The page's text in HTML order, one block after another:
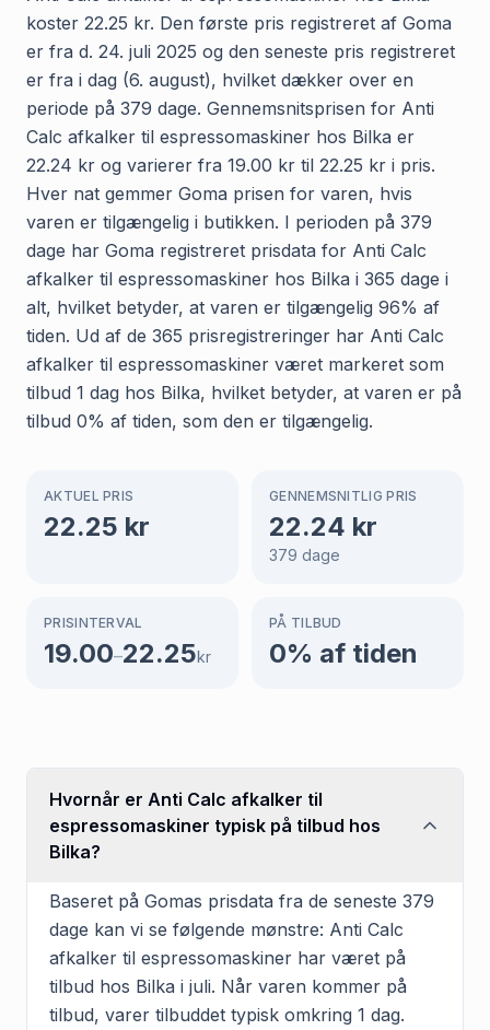
koster 22.25 kr. Den første pris registreret af Goma
er fra d. 24. juli 2025 og den seneste pris registreret
er fra i dag (6. august), hvilket dækker over en
periode på 379 dage. Gennemsnitsprisen for Anti
Calc afkalker til espressomaskiner hos Bilka er
22.24 kr og varierer fra 19.00 kr til 22.25 kr i pris.
Hver nat gemmer Goma prisen for varen, hvis
varen er tilgængelig i butikken. I perioden på 379
dage har Goma registreret prisdata for Anti Calc
afkalker til espressomaskiner hos Bilka i 365 dage i
alt, hvilket betyder, at varen er tilgængelig 96% af
tiden. Ud af de 365 prisregistreringer har Anti Calc
afkalker til espressomaskiner været markeret som
tilbud 1 dag hos Bilka, hvilket betyder, at varen er på
tilbud 0% af tiden, som den er tilgængelig.
AKTUEL PRIS
22.25 kr
GENNEMSNITLIG PRIS
22.24 kr
379 dage
PRISINTERVAL
19.00–22.25kr
PÅ TILBUD
0% af tiden
Hvornår er Anti Calc afkalker til
espressomaskiner typisk på tilbud hos
Bilka?
Baseret på Gomas prisdata fra de seneste 379
dage kan vi se følgende mønstre: Anti Calc
afkalker til espressomaskiner har været på
tilbud hos Bilka i juli. Når varen kommer på
tilbud, varer tilbuddet typisk omkring 1 dag.